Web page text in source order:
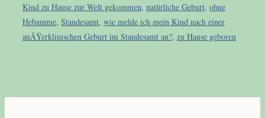
Kind zu Hause zur Welt gekommen, natürliche Geburt, ohne
Hebamme, Standesamt, wie melde ich mein Kind nach einer
auÃŸerklinischen Geburt im Standesamt an?, zu Hause geboren